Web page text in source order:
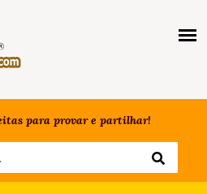
para provar e partilhar!